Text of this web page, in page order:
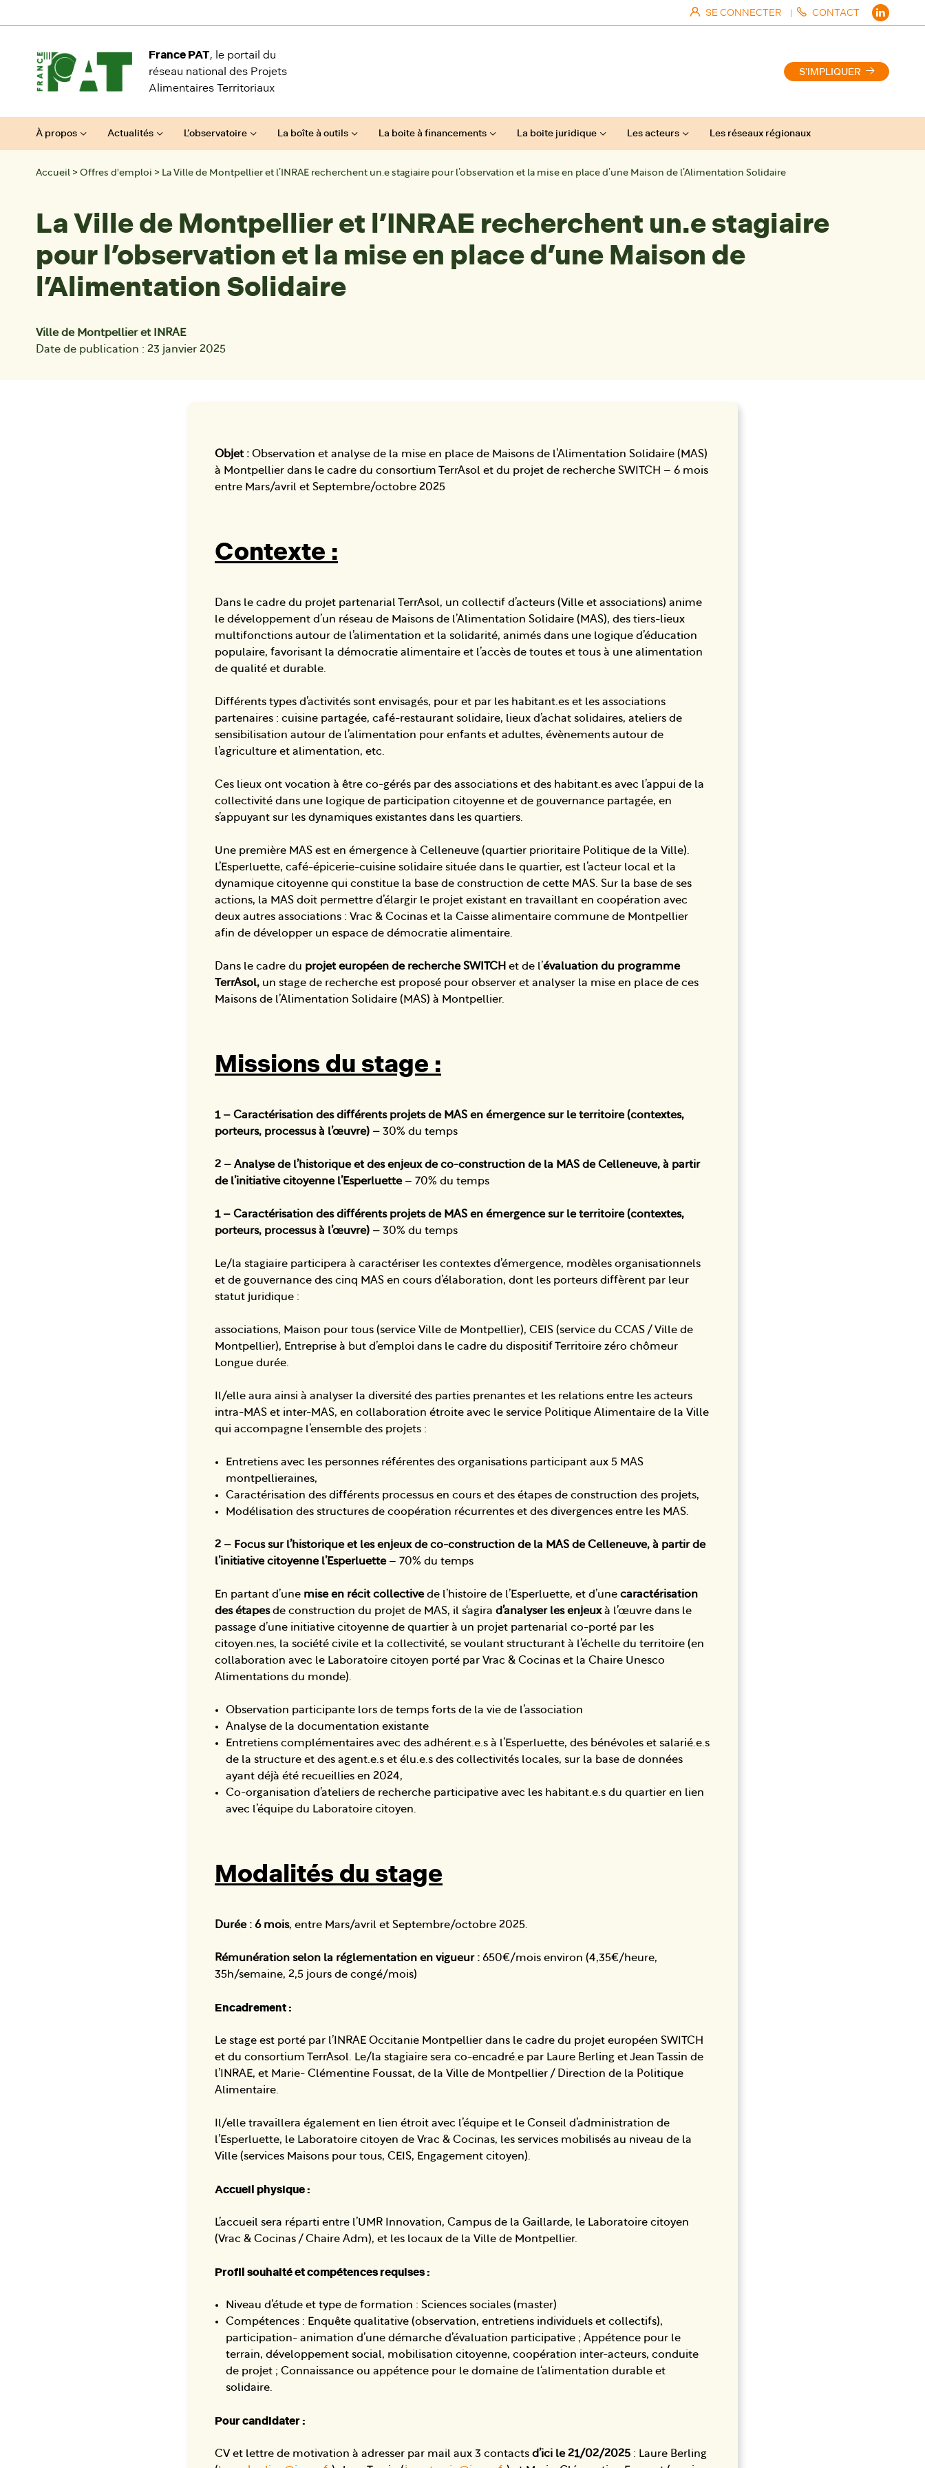
SE CONNECTER | CONTACT
France PAT, le portail du
réseau national des Projets
Alimentaires Territoriaux
S'IMPLIQUER
À propos Actualités L’observatoire La boîte à outils La boite à financements La boite juridique Les acteurs Les réseaux régionaux
Accueil > Offres d'emploi > La Ville de Montpellier et l’INRAE recherchent un.e stagiaire pour l’observation et la mise en place d’une Maison de l’Alimentation Solidaire
La Ville de Montpellier et l’INRAE recherchent un.e stagiaire
pour l’observation et la mise en place d’une Maison de
l’Alimentation Solidaire
Ville de Montpellier et INRAE
Date de publication : 23 janvier 2025
Objet : Observation et analyse de la mise en place de Maisons de l’Alimentation Solidaire (MAS)
à Montpellier dans le cadre du consortium TerrAsol et du projet de recherche SWITCH – 6 mois
entre Mars/avril et Septembre/octobre 2025
Contexte :
Dans le cadre du projet partenarial TerrAsol, un collectif d’acteurs (Ville et associations) anime
le développement d’un réseau de Maisons de l’Alimentation Solidaire (MAS), des tiers-lieux
multifonctions autour de l’alimentation et la solidarité, animés dans une logique d’éducation
populaire, favorisant la démocratie alimentaire et l’accès de toutes et tous à une alimentation
de qualité et durable.
Différents types d’activités sont envisagés, pour et par les habitant.es et les associations
partenaires : cuisine partagée, café-restaurant solidaire, lieux d’achat solidaires, ateliers de
sensibilisation autour de l’alimentation pour enfants et adultes, évènements autour de
l’agriculture et alimentation, etc.
Ces lieux ont vocation à être co-gérés par des associations et des habitant.es avec l’appui de la
collectivité dans une logique de participation citoyenne et de gouvernance partagée, en
s’appuyant sur les dynamiques existantes dans les quartiers.
Une première MAS est en émergence à Celleneuve (quartier prioritaire Politique de la Ville).
L’Esperluette, café-épicerie-cuisine solidaire située dans le quartier, est l’acteur local et la
dynamique citoyenne qui constitue la base de construction de cette MAS. Sur la base de ses
actions, la MAS doit permettre d’élargir le projet existant en travaillant en coopération avec
deux autres associations : Vrac & Cocinas et la Caisse alimentaire commune de Montpellier
afin de développer un espace de démocratie alimentaire.
Dans le cadre du projet européen de recherche SWITCH et de l’évaluation du programme
TerrAsol, un stage de recherche est proposé pour observer et analyser la mise en place de ces
Maisons de l’Alimentation Solidaire (MAS) à Montpellier.
Missions du stage :
1 – Caractérisation des différents projets de MAS en émergence sur le territoire (contextes,
porteurs, processus à l’œuvre) – 30% du temps
2 – Analyse de l’historique et des enjeux de co-construction de la MAS de Celleneuve, à partir
de l’initiative citoyenne l’Esperluette – 70% du temps
1 – Caractérisation des différents projets de MAS en émergence sur le territoire (contextes,
porteurs, processus à l’œuvre) – 30% du temps
Le/la stagiaire participera à caractériser les contextes d’émergence, modèles organisationnels
et de gouvernance des cinq MAS en cours d’élaboration, dont les porteurs diffèrent par leur
statut juridique :
associations, Maison pour tous (service Ville de Montpellier), CEIS (service du CCAS / Ville de
Montpellier), Entreprise à but d’emploi dans le cadre du dispositif Territoire zéro chômeur
Longue durée.
Il/elle aura ainsi à analyser la diversité des parties prenantes et les relations entre les acteurs
intra-MAS et inter-MAS, en collaboration étroite avec le service Politique Alimentaire de la Ville
qui accompagne l’ensemble des projets :
Entretiens avec les personnes référentes des organisations participant aux 5 MAS
montpellieraines,
Caractérisation des différents processus en cours et des étapes de construction des projets,
Modélisation des structures de coopération récurrentes et des divergences entre les MAS.
2 – Focus sur l’historique et les enjeux de co-construction de la MAS de Celleneuve, à partir de
l’initiative citoyenne l’Esperluette – 70% du temps
En partant d’une mise en récit collectivede l’histoire de l’Esperluette, et d’une caractérisation
des étapesde construction du projet de MAS, il s‘agira d’analyser les enjeuxà l’œuvre dans le
passage d’une initiative citoyenne de quartier à un projet partenarial co-porté par les
citoyen.nes, la société civile et la collectivité, se voulant structurant à l’échelle du territoire (en
collaboration avec le Laboratoire citoyen porté par Vrac & Cocinas et la Chaire Unesco
Alimentations du monde).
Observation participante lors de temps forts de la vie de l’association
Analyse de la documentation existante
Entretiens complémentaires avec des adhérent.e.s à l’Esperluette, des bénévoles et salarié.e.s
de la structure et des agent.e.s et élu.e.s des collectivités locales, sur la base de données
ayant déjà été recueillies en 2024,
Co-organisation d’ateliers de recherche participative avec les habitant.e.s du quartier en lien
avec l’équipe du Laboratoire citoyen.
Modalités du stage
Durée : 6 mois, entre Mars/avril et Septembre/octobre 2025.
Rémunération selon la réglementation en vigueur : 650€/mois environ (4,35€/heure,
35h/semaine, 2,5 jours de congé/mois)
Encadrement :
Le stage est porté par l’INRAE Occitanie Montpellier dans le cadre du projet européen SWITCH
et du consortium TerrAsol. Le/la stagiaire sera co-encadré.e par Laure Berling et Jean Tassin de
l’INRAE, et Marie- Clémentine Foussat, de la Ville de Montpellier / Direction de la Politique
Alimentaire.
Il/elle travaillera également en lien étroit avec l’équipe et le Conseil d’administration de
l’Esperluette, le Laboratoire citoyen de Vrac & Cocinas, les services mobilisés au niveau de la
Ville (services Maisons pour tous, CEIS, Engagement citoyen).
Accueil physique :
L’accueil sera réparti entre l’UMR Innovation, Campus de la Gaillarde, le Laboratoire citoyen
(Vrac & Cocinas / Chaire Adm), et les locaux de la Ville de Montpellier.
Profil souhaité et compétences requises :
Niveau d’étude et type de formation : Sciences sociales (master)
Compétences : Enquête qualitative (observation, entretiens individuels et collectifs),
participation- animation d’une démarche d’évaluation participative ; Appétence pour le
terrain, développement social, mobilisation citoyenne, coopération inter-acteurs, conduite
de projet ; Connaissance ou appétence pour le domaine de l‘alimentation durable et
solidaire.
Pour candidater :
CV et lettre de motivation à adresser par mail aux 3 contacts d’ici le 21/02/2025 : Laure Berling